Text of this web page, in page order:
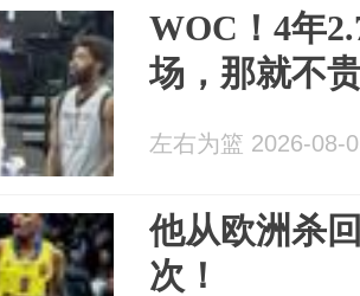
WOC！4年
场，那就不
左右为篮 2026-08-
他从欧洲杀
次！